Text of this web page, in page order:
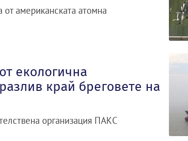
американската атомна
екологична
край бреговете на
организация ПАКС